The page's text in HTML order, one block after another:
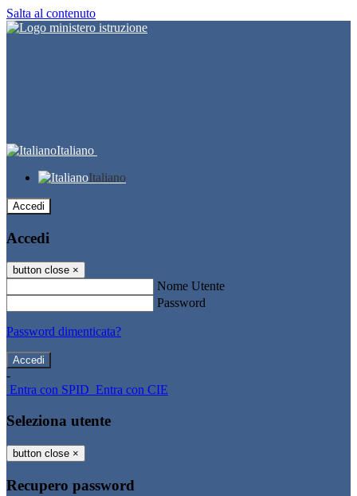
Salta al contenuto
Italiano
Italiano
Accedi
Accedi
button close ×
Nome Utente
Password
Password dimenticata?
-
Entra con SPID Entra con CIE
Seleziona utente
button close ×
Recupero password